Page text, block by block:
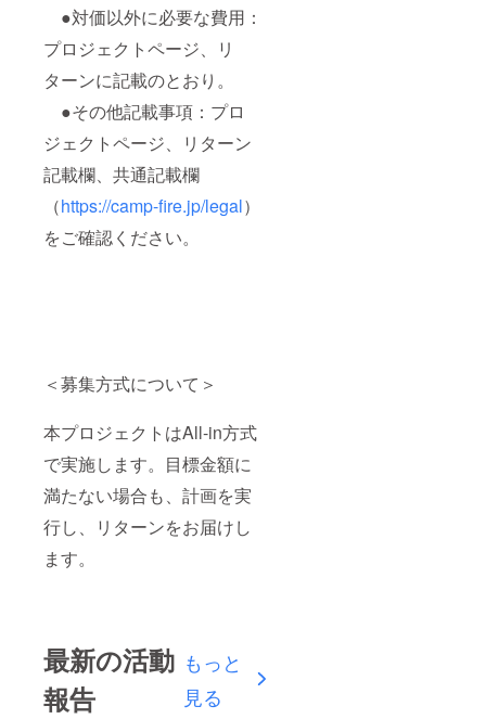
●対価以外に必要な費用：
プロジェクトページ、リ
ターンに記載のとおり。
●その他記載事項：プロ
ジェクトページ、リターン
記載欄、共通記載欄
（https://camp-fire.jp/legal）
をご確認ください。
＜募集方式について＞
本プロジェクトはAll-in方式
で実施します。目標金額に
満たない場合も、計画を実
行し、リターンをお届けし
ます。
最新の活動
報告
もっと
見る